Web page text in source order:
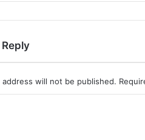
address will not be published.